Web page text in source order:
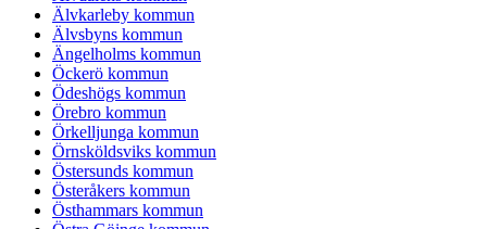
Älvkarleby kommun
Älvsbyns kommun
Ängelholms kommun
Öckerö kommun
Ödeshögs kommun
Örebro kommun
Örkelljunga kommun
Örnsköldsviks kommun
Östersunds kommun
Österåkers kommun
Östhammars kommun